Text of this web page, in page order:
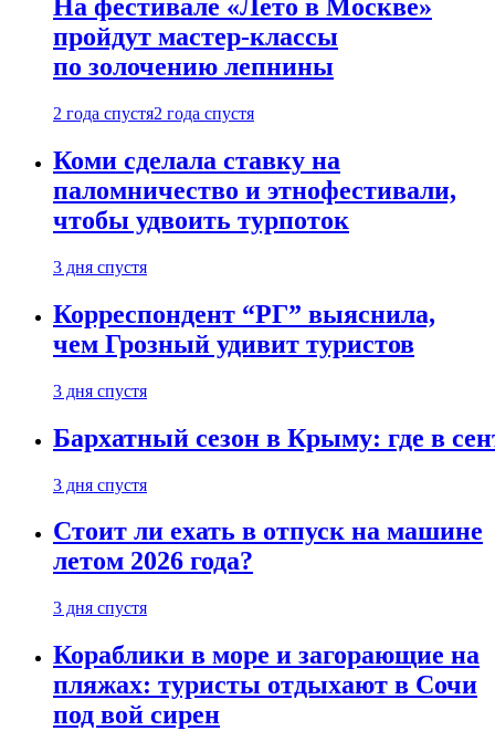
На фестивале «Лето в Москве»
пройдут мастер-классы
по золочению лепнины
2 года спустя2 года спустя
Коми сделала ставку на
паломничество и этнофестивали,
чтобы удвоить турпоток
3 дня спустя
Корреспондент “РГ” выяснила,
чем Грозный удивит туристов
3 дня спустя
Бархатный сезон в Крыму: где в
3 дня спустя
Стоит ли ехать в отпуск на машине
летом 2026 года?
3 дня спустя
Кораблики в море и загорающие на
пляжах: туристы отдыхают в Сочи
под вой сирен